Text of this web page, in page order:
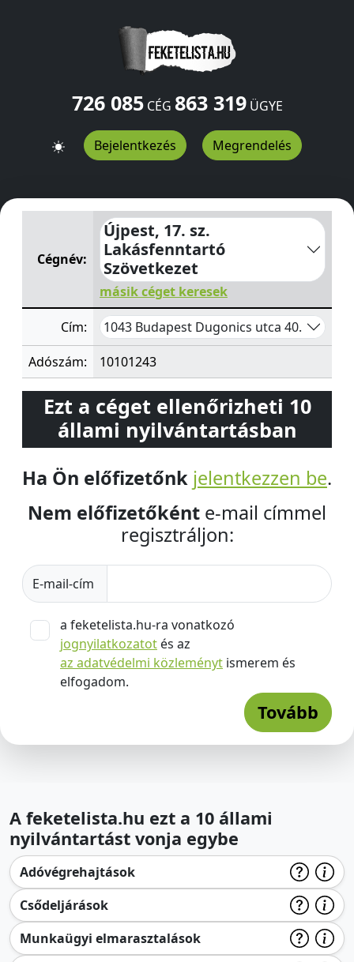
726 085CÉG 863 319ÜGYE
Bejelentkezés Megrendelés
Újpest, 17. sz. Lakásfenntartó SzövetkezetDugonics
Cégnév:
Újpest, 17. sz.
Lakásfenntartó
Szövetkezet
másik céget keresek
Cím: 1043 Budapest Dugonics utca 40.
Adószám: 10101243
Ezt a céget ellenőrizheti 10
állami nyilvántartásban
Ha Ön előfizetőnk jelentkezzen be.
Nem előfizetőként e-mail címmel
regisztráljon:
E-mail-cím
a feketelista.hu-ra vonatkozó
jognyilatkozatot és az
az adatvédelmi közleményt ismerem és
elfogadom.
Tovább
A feketelista.hu ezt a 10 állami
nyilvántartást vonja egybe
Adóvégrehajtások
Csődeljárások
Munkaügyi elmarasztalások